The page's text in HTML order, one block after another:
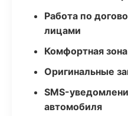
Работа по
лицами
Комфортная
Оригинальные
SMS-
автомобиля